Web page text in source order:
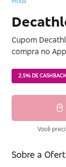
Cupom
compra no App
2.5% DE CASHBACK
Você
Sobre a